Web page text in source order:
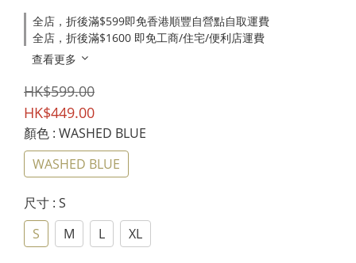
全店，折後滿$599即免香港順豐自營點自取運費
全店，折後滿$1600 即免工商/住宅/便利店運費
查看更多
HK$599.00
HK$449.00
顏色 : WASHED BLUE
WASHED BLUE
尺寸 : S
S
M L XL